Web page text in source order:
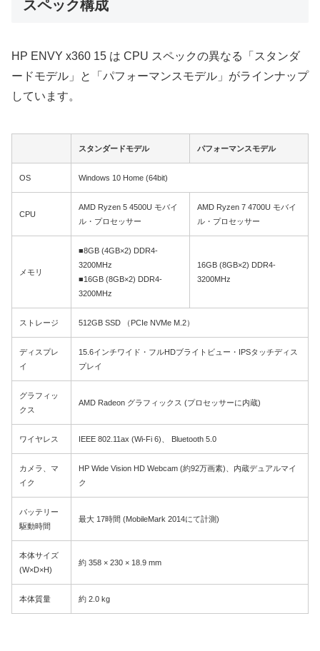
スペック構成
HP ENVY x360 15 は CPU スペックの異なる「スタンダ
ードモデル」と「パフォーマンスモデル」がラインナップ
しています。
スタンダードモデル パフォーマンスモデル
OS Windows 10 Home (64bit)
CPU
AMD Ryzen 5 4500U モバイ
ル・プロセッサー
AMD Ryzen 7 4700U モバイ
ル・プロセッサー
メモリ
■8GB (4GB×2) DDR4-
3200MHz
■16GB (8GB×2) DDR4-
3200MHz
16GB (8GB×2) DDR4-
3200MHz
ストレージ 512GB SSD （PCIe NVMe M.2）
ディスプレ
イ
15.6インチワイド・フルHDブライトビュー・IPSタッチディス
プレイ
グラフィッ
クス
AMD Radeon グラフィックス (プロセッサーに内蔵)
ワイヤレス IEEE 802.11ax (Wi-Fi 6)、 Bluetooth 5.0
カメラ、マ
イク
HP Wide Vision HD Webcam (約92万画素)、内蔵デュアルマイ
ク
バッテリー
駆動時間
最大 17時間 (MobileMark 2014にて計測)
本体サイズ
(W×D×H)
約 358 × 230 × 18.9 mm
本体質量 約 2.0 kg